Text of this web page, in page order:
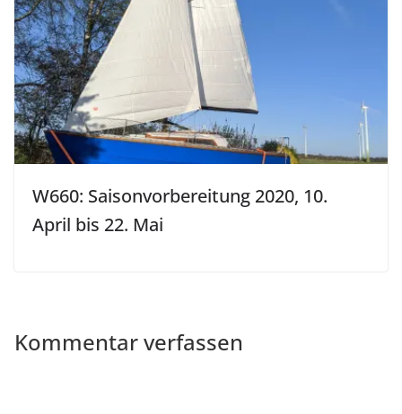
W660: Saisonvorbereitung 2020, 10.
April bis 22. Mai
Kommentar verfassen